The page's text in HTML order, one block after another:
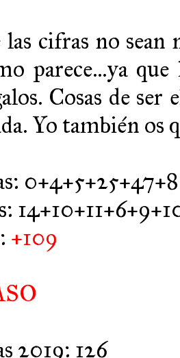
las cifras no
parece...ya
Cosas de
Yo también os
+109
2019: 126